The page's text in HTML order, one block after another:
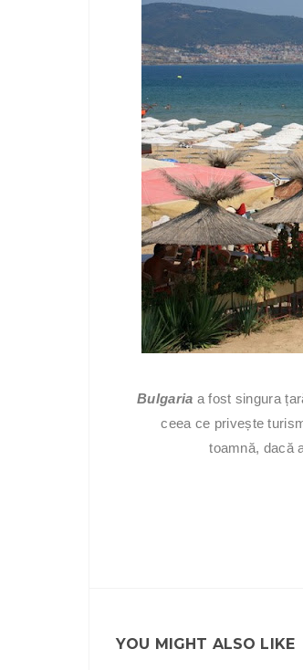
Bulgaria a fost singura
ceea ce privește
toamnă, dacă
YOU MIGHT ALSO LIKE